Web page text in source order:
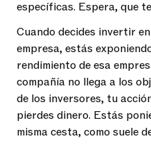
específicas. Espera, que
Cuando decides invertir
empresa, estás
rendimiento de esa
compañía no llega a los
de los inversores, tu
pierdes dinero. Estás
misma cesta, como suele